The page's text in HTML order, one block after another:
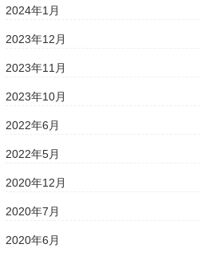
2024年1月
2023年12月
2023年11月
2023年10月
2022年6月
2022年5月
2020年12月
2020年7月
2020年6月